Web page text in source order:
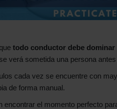
todo conductor debe dominar
verá sometida una persona
cada vez se encuentre con
de forma manual.
encontrar el momento perfecto